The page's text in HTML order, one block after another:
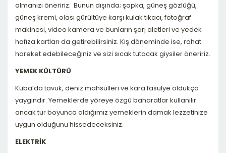
almanızı öneririz. Bunun dışında; şapka, güneş gözlüğü,
güneş kremi, olası gürültüye karşı kulak tıkacı, fotoğraf
makinesi, video kamera ve bunların şarj aletleri ve yedek
hafıza kartları da getirebilirsiniz. Kış döneminde ise, rahat
hareket edebileceğiniz ve sizi sıcak tutacak giysiler öneririz.
YEMEK KÜLTÜRÜ
Küba’da tavuk, deniz mahsulleri ve kara fasulye oldukça
yaygındır. Yemeklerde yöreye özgü baharatlar kullanılır
ancak tur boyunca aldığımız yemeklerin damak lezzetinize
uygun olduğunu hissedeceksiniz.
ELEKTRİK